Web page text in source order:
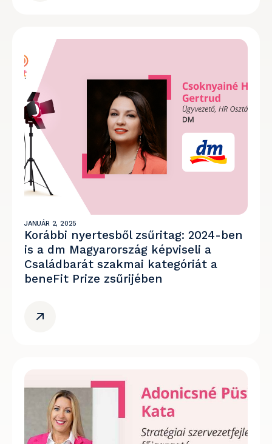
JANUÁR 2, 2025
Korábbi nyertesből zsűritag: 2024-ben
is a dm Magyarország képviseli a
Családbarát szakmai kategóriát a
beneFit Prize zsűrijében